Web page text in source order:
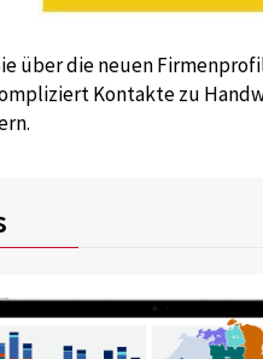
über die neuen
Kontakte zu